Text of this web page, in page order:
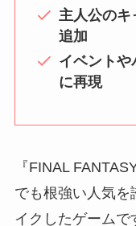
主人公のキ
追加
イベントや
に再現
『FINAL
でも根強い人気を
イクしたゲームで